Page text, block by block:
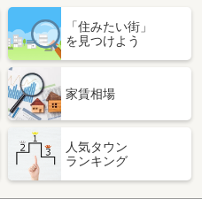
「住みたい街」
を見つけよう
家賃相場
人気タウン
ランキング